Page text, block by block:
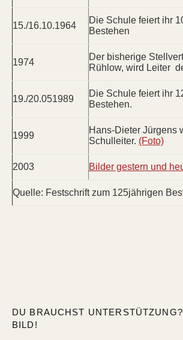
15./16.10.1964
Die Schule feiert ihr
Bestehen
1974
Der bisherige
Rühlow, wird Leiter
19./20.051989
Die Schule feiert ihr
Bestehen.
1999
Hans-Dieter Jürgens
Schulleiter. (Foto)
2003 Bilder gestern und
Quelle: Festschrift zum 125jährigen
DU BRAUCHST
BILD!